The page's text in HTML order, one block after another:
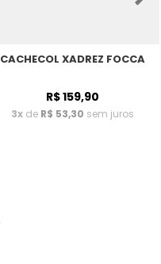
CACHECOL XADREZ FOCCA
R$ 159,90
3xde R$ 53,30 sem juros